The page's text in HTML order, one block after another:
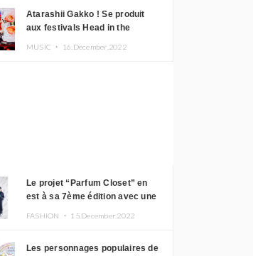
Atarashii Gakko ! Se produit
aux festivals Head in the
MUSIC ・ 16.December.2022
Le projet “Parfum Closet” en
est à sa 7ème édition avec une
FASHION ・ 15.December.2022
Les personnages populaires de